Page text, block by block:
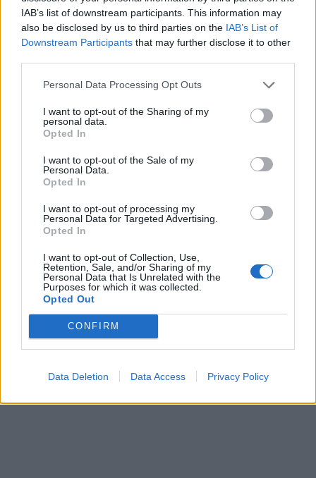
IAB’s list of downstream participants. This information may
also be disclosed by us to third parties on the IAB’s List of
Downstream Participants that may further disclose it to other
Personal Data Processing Opt Outs
I want to opt-out of the Sharing of my
personal data.
Opted In
I want to opt-out of the Sale of my
Personal Data.
Opted In
I want to opt-out of processing my
Personal Data for Targeted Advertising.
Opted In
I want to opt-out of Collection, Use,
Retention, Sale, and/or Sharing of my
Personal Data that Is Unrelated with the
Purposes for which it was collected.
Opted Out
CONFIRM
Data Deletion Data Access Privacy Policy